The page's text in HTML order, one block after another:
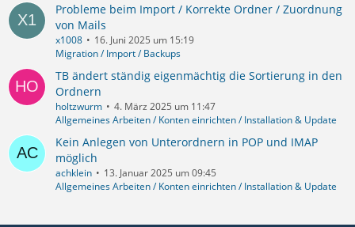
Probleme beim Import / Korrekte Ordner / Zuordnung
von Mails
x1008
16. Juni 2025 um 15:19
Migration / Import / Backups
TB ändert ständig eigenmächtig die Sortierung in den
Ordnern
holtzwurm
4. März 2025 um 11:47
Allgemeines Arbeiten / Konten einrichten / Installation & Update
Kein Anlegen von Unterordnern in POP und IMAP
möglich
achklein
13. Januar 2025 um 09:45
Allgemeines Arbeiten / Konten einrichten / Installation & Update